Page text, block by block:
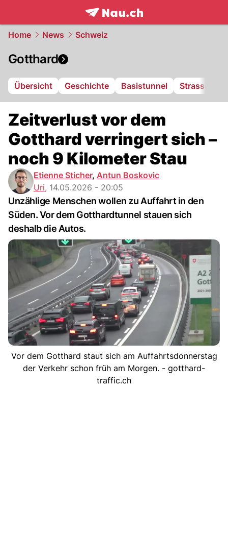
frontpage.NAU.ch
Home News Schweiz
Gotthard
Übersicht Geschichte Basistunnel
Zeitverlust vor dem
Gotthard verringert sich –
noch 9 Kilometer Stau
Etienne Sticher, Antun Boskovic
Uri, 14.05.2026 - 20:05
Unzählige Menschen wollen zu Auffahrt in den
Süden. Vor dem Gotthardtunnel stauen sich
deshalb die Autos.
Vor dem Gotthard staut sich am Auffahrtsdonnerstag
der Verkehr schon früh am Morgen. - gotthard-
traffic.ch